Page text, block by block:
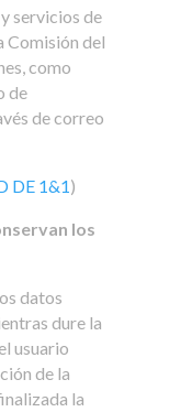
servicios de
Comisión del
como
de
de correo
DE 1&1)
los
datos
dure la
usuario
de la
la